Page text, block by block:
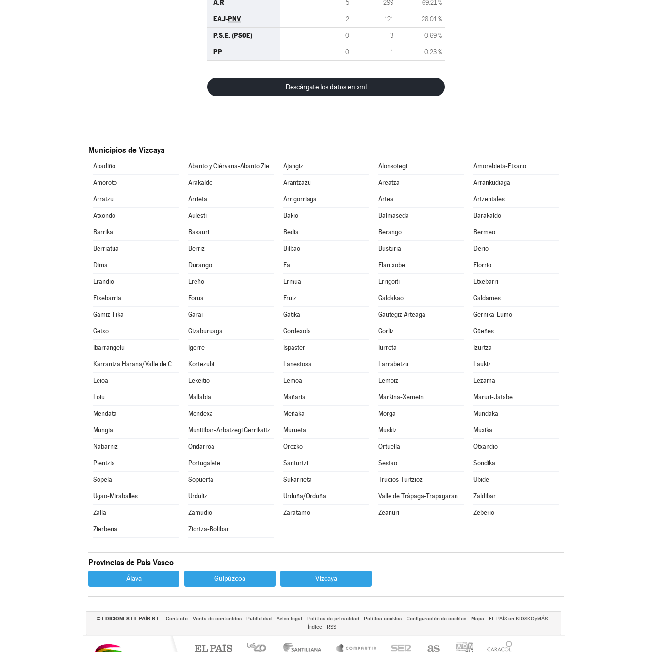
A.R 5 299 69,21 %
EAJ-PNV 2 121 28,01 %
P.S.E. (PSOE) 0 3 0,69 %
PP 0 1 0,23 %
Descárgate los datos en xml
Municipios de Vizcaya
Abadiño Abanto y Ciérvana-Abanto Zierbena Ajangiz Alonsotegi Amorebieta-Etxano
Amoroto Arakaldo Arantzazu Areatza Arrankudiaga
Arratzu Arrieta Arrigorriaga Artea Artzentales
Atxondo Aulesti Bakio Balmaseda Barakaldo
Barrika Basauri Bedia Berango Bermeo
Berriatua Berriz Bilbao Busturia Derio
Dima Durango Ea Elantxobe Elorrio
Erandio Ereño Ermua Errigoiti Etxebarri
Etxebarria Forua Fruiz Galdakao Galdames
Gamiz-Fika Garai Gatika Gautegiz Arteaga Gernika-Lumo
Getxo Gizaburuaga Gordexola Gorliz Güeñes
Ibarrangelu Igorre Ispaster Iurreta Izurtza
Karrantza Harana/Valle de Carranza Kortezubi Lanestosa Larrabetzu Laukiz
Leioa Lekeitio Lemoa Lemoiz Lezama
Loiu Mallabia Mañaria Markina-Xemein Maruri-Jatabe
Mendata Mendexa Meñaka Morga Mundaka
Mungia Munitibar-Arbatzegi Gerrikaitz Murueta Muskiz Muxika
Nabarniz Ondarroa Orozko Ortuella Otxandio
Plentzia Portugalete Santurtzi Sestao Sondika
Sopela Sopuerta Sukarrieta Trucios-Turtzioz Ubide
Ugao-Miraballes Urduliz Urduña/Orduña Valle de Trápaga-Trapagaran Zaldibar
Zalla Zamudio Zaratamo Zeanuri Zeberio
Zierbena Ziortza-Bolibar
Provincias de País Vasco
Álava Guipúzcoa Vizcaya
© EDICIONES EL PAÍS S.L. Contacto Venta de contenidos Publicidad Aviso legal Política de privacidad Política cookies Configuración de cookies Mapa
EL PAÍS en KIOSKOyMÁS
Índice
RSS